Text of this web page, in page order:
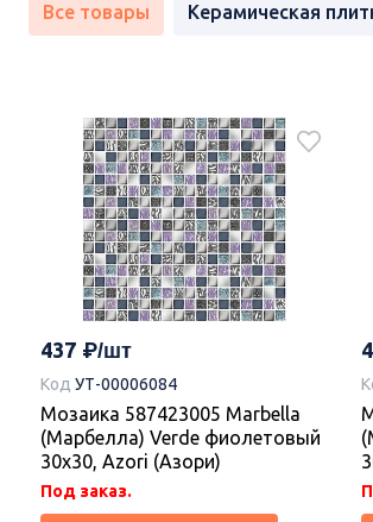
Все товары Керамическая
437
Код УТ-00006084
Мозаика 587423005 Marbella
(Марбелла) Verde фиолетовый
30х30, Azori (Азори)
Под заказ.